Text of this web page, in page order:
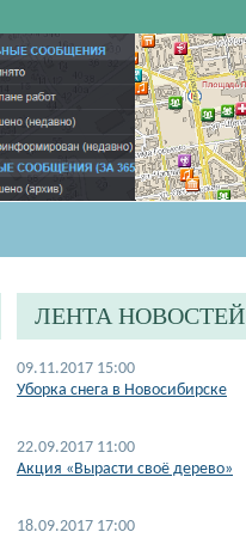
ЛЕНТА НОВОСТЕЙ
09.11.2017 15:00
Уборка снега в Новосибирске
22.09.2017 11:00
Акция «Вырасти своё дерево»
18.09.2017 17:00